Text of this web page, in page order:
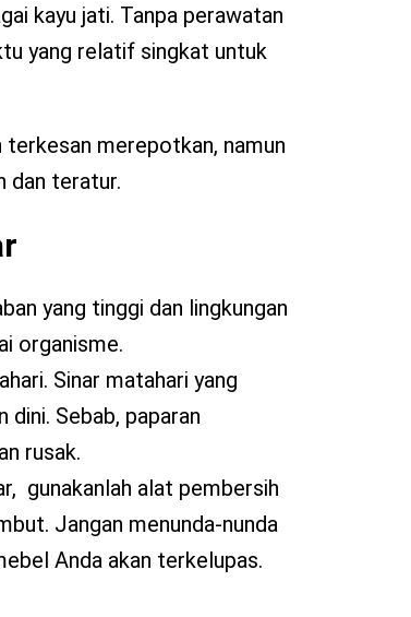
kayu jati. Tanpa perawatan
yang relatif singkat untuk
terkesan merepotkan, namun
dan teratur.
yang tinggi dan lingkungan
organisme.
Sinar matahari yang
Sebab, paparan
rusak.
gunakanlah alat pembersih
Jangan menunda-nunda
Anda akan terkelupas.